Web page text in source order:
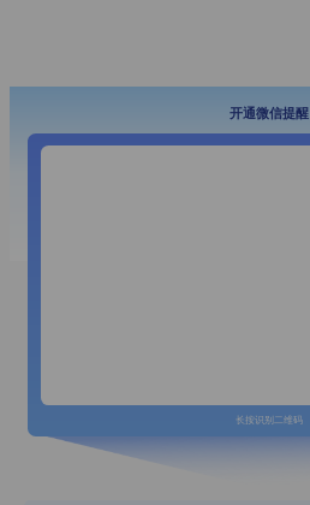
开通微信提醒
长按识别二维码